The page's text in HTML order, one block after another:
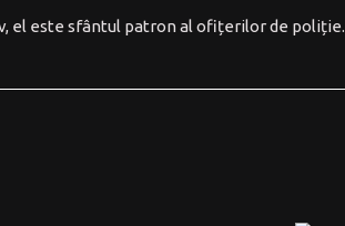
el este sfântul patron al ofițerilor de poliție.